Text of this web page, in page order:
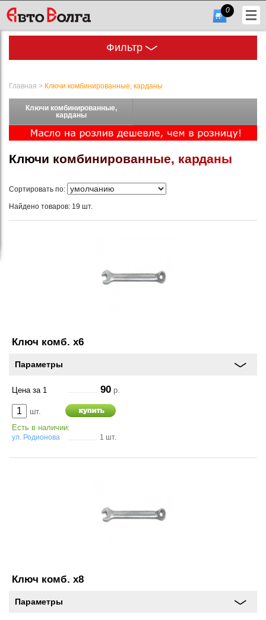
(831)
432-
56
Шины и диски
Автохимия
Автоэлектроника
4х4
0
Фильтр
Главная > Ключи комбинированные, карданы
Ключи комбинированные,
карданы
Ключи комбинированные, карданы
Сортировать по:
Найдено товаров: 19 шт.
Ключ комб. х6
Параметры
Цена за 1 90 р.
шт.
Есть в наличии:
ул. Родионова 1 шт.
Ключ комб. х8
Параметры